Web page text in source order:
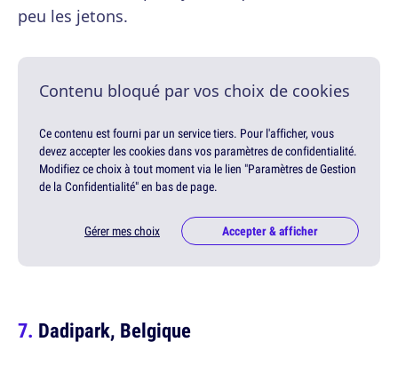
peu les jetons.
Contenu bloqué par vos choix de cookies
Ce contenu est fourni par un service tiers. Pour l'afficher, vous
devez accepter les cookies dans vos paramètres de confidentialité.
Modifiez ce choix à tout moment via le lien "Paramètres de Gestion
de la Confidentialité" en bas de page.
Gérer mes choix Accepter & afficher
Dadipark, Belgique